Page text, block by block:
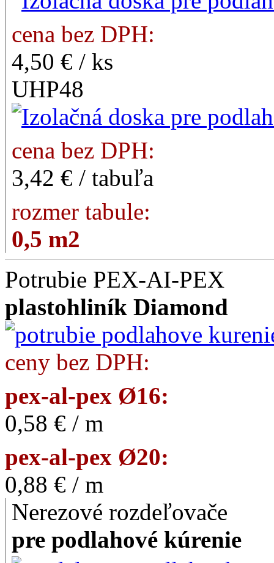
cena bez DPH:
4,50 € / ks
UHP48
cena bez DPH:
3,42 € / tabuľa
rozmer tabule:
0,5 m2
Potrubie PEX-AI-PEX
plastohliník Diamond
ceny bez DPH:
pex-al-pex Ø16:
0,58 € / m
pex-al-pex Ø20:
0,88 € / m
Nerezové rozdeľovače
pre podlahové kúrenie